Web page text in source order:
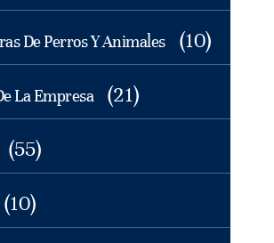
De Perros Y Animales (10)
La Empresa (21)
(55)
(10)